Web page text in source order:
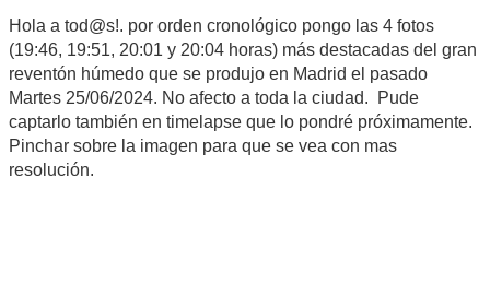
Hola a tod@s!. por orden cronológico pongo las 4 fotos
(19:46, 19:51, 20:01 y 20:04 horas) más destacadas del gran
reventón húmedo que se produjo en Madrid el pasado
Martes 25/06/2024. No afecto a toda la ciudad. Pude
captarlo también en timelapse que lo pondré próximamente.
Pinchar sobre la imagen para que se vea con mas
resolución.